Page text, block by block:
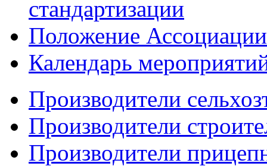
стандартизации
Положение
Календарь
Производители
Производители
Производители